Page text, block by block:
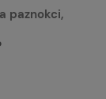
paznokci,